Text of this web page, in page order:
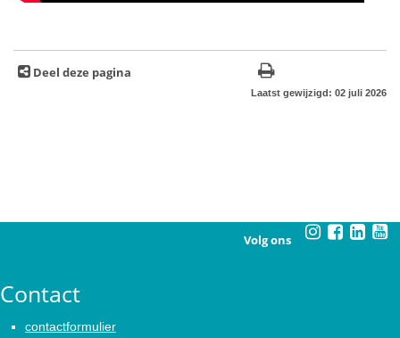
Deel deze pagina
Laatst gewijzigd: 02 juli 2026
Volg ons
Contact
contactformulier